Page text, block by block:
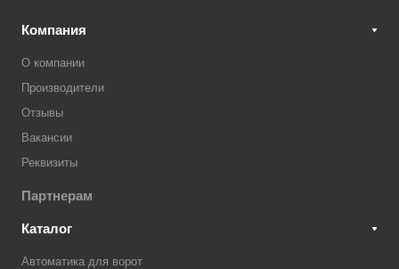
Компания
О компании
Производители
Отзывы
Вакансии
Реквизиты
Партнерам
Каталог
Автоматика для ворот